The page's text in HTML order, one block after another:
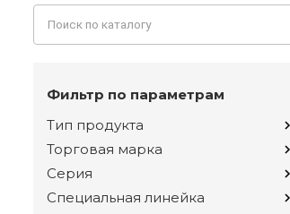
Фильтр по параметрам
Тип продукта
Торговая марка
Серия
Специальная линейка